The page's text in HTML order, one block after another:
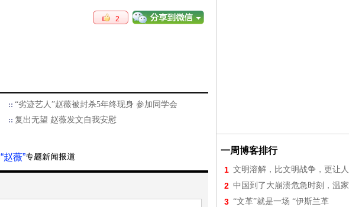
2
“劣迹艺人”赵薇被封杀5年终现身 参加同学会
复出无望 赵薇发文自我安慰
“赵薇”
一周博客排行
1 文明溶解，比文明战争，更让人
2 中国到了大崩溃危急时刻，温家
3 “文革”就是一场 “伊斯兰革